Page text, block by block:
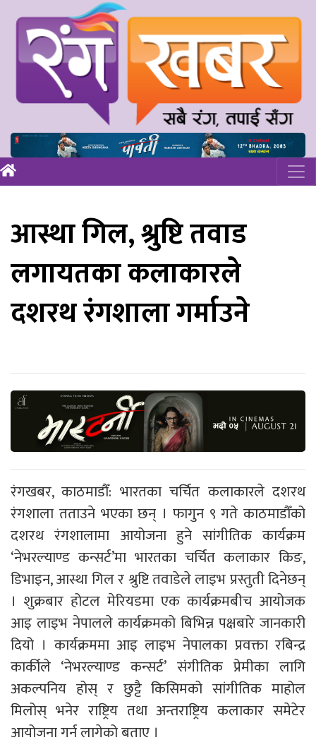
आस्था गिल, श्रुष्टि तवाड
लगायतका कलाकारले
दशरथ रंगशाला गर्माउने
रंगखबर, काठमाडौँ: भारतका चर्चित कलाकारले दशरथ
रंगशाला तताउने भएका छन् । फागुन ९ गते काठमाडौँको
दशरथ रंगशालामा आयोजना हुने सांगीतिक कार्यक्रम
‘नेभरल्याण्ड कन्सर्ट’मा भारतका चर्चित कलाकार किङ,
डिभाइन, आस्था गिल र श्रुष्टि तवाडेले लाइभ प्रस्तुती दिनेछन्
। शुक्रबार होटल मेरियडमा एक कार्यक्रमबीच आयोजक
आइ लाइभ नेपालले कार्यक्रमको बिभिन्न पक्षबारे जानकारी
दियो । कार्यक्रममा आइ लाइभ नेपालका प्रवक्ता रबिन्द्र
कार्कीले ‘नेभरल्याण्ड कन्सर्ट’ संगीतिक प्रेमीका लागि
अकल्पनिय होस् र छुट्टै किसिमको सांगीतिक माहोल
मिलोस् भनेर राष्ट्रिय तथा अन्तराष्ट्रिय कलाकार समेटेर
आयोजना गर्न लागेको बताए ।